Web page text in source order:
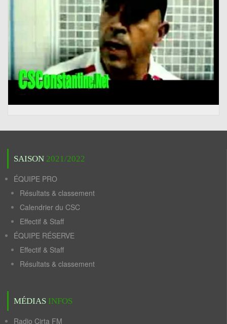
SAISON 2021/2022
ÉQUIPE PRO
Résultats & classement
Calendrier du CSC
Effectif & Staff
ÉQUIPE RÉSERVE
Effectif & Staff
Résultats & classement
MÉDIAS INFOS
Radio Cirta FM